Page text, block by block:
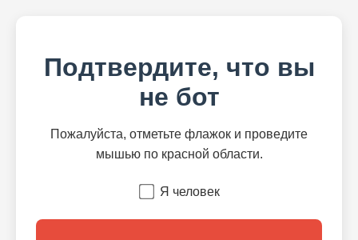
Подтвердите, что вы
не бот
Пожалуйста, отметьте флажок и проведите
мышью по красной области.
Я человек